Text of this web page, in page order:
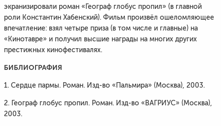
экранизировали роман «Географ глобус пропил» (в главной
роли Константин Хабенский). Фильм произвёл ошеломляющее
впечатление: взял четыре приза (в том числе и главные) на
«Кинотавре» и получил высшие награды на многих других
престижных кинофестивалях.
БИБЛИОГРАФИЯ
1. Сердце пармы. Роман. Изд-во «Пальмира» (Москва), 2003.
2. Географ глобус пропил. Роман. Изд-во «ВАГРИУС» (Москва),
2003.